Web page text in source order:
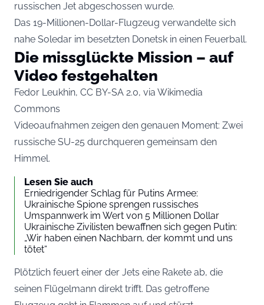
russischen Jet abgeschossen wurde.
Das 19-Millionen-Dollar-Flugzeug verwandelte sich
nahe Soledar im besetzten Donetsk in einen Feuerball.
Die missglückte Mission – auf
Video festgehalten
Fedor Leukhin, CC BY-SA 2.0, via Wikimedia
Commons
Videoaufnahmen zeigen den genauen Moment: Zwei
russische SU-25 durchqueren gemeinsam den
Himmel.
Lesen Sie auch
Erniedrigender Schlag für Putins Armee:
Ukrainische Spione sprengen russisches
Umspannwerk im Wert von 5 Millionen Dollar
Ukrainische Zivilisten bewaffnen sich gegen Putin:
„Wir haben einen Nachbarn, der kommt und uns
tötet“
Plötzlich feuert einer der Jets eine Rakete ab, die
seinen Flügelmann direkt trifft. Das getroffene